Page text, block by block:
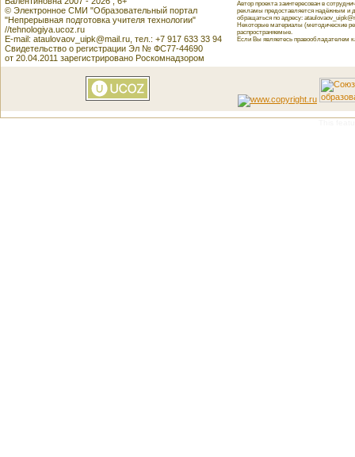
© Электронное СМИ "Образовательный портал
"Непрерывная подготовка учителя технологии"
//tehnologiya.ucoz.ru
E-mail: ataulovaov_uipk@mail.ru, тел.: +7 917 633 33 94
Свидетельство о регистрации Эл № ФС77-44690
от 20.04.2011 зарегистрировано Роскомнадзором
Автор проекта заинтересован в
рекламы предоставляется надёжным и
обращаться по адресу:
Некоторые материалы (методические
распространяемые.
Если Вы являетесь правообладателем